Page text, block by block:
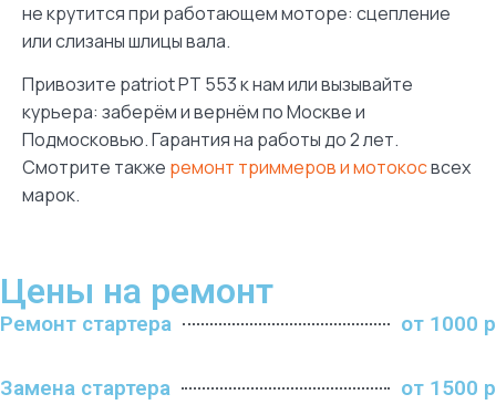
не крутится при работающем моторе: сцепление
или слизаны шлицы вала.
Привозите patriot PT 553 к нам или вызывайте
курьера: заберём и вернём по Москве и
Подмосковью. Гарантия на работы до 2 лет.
Смотрите также ремонт триммеров и мотокосвсех
марок.
Цены на ремонт
Ремонт стартера от 1000 р
Замена стартера от 1500 р